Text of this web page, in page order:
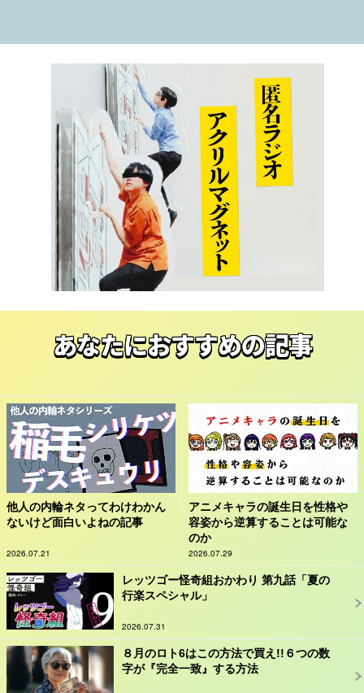
あなたにおすすめの記事
他人の内輪ネタってわけわかん
ないけど面白いよねの記事
2026.07.21
アニメキャラの誕生日を性格や
容姿から逆算することは可能な
のか
2026.07.29
レッツゴー怪奇組おかわり 第九話「夏の
行楽スペシャル」
2026.07.31
８月のロト6はこの方法で買え!!６つの数
字が『完全一致』する方法